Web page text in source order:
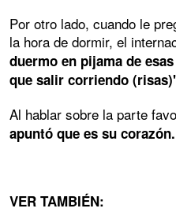
Por otro lado, cuando le
la hora de dormir, el
duermo en pijama de
que salir corriendo
Al hablar sobre la parte
apuntó que es su corazón.
VER TAMBIÉN: